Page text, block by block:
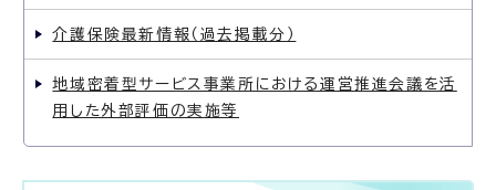
介護保険最新情報（過去掲載分）
地域密着型サービス事業所における運営推進会議を活
用した外部評価の実施等